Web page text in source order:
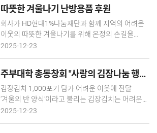
명이 참석한 가운데 ‘사랑의 김장 나눔’ 행사를
펼쳤습니다. 추운 날씨에도 불구하고 많은 단원과
임직원이 참석했으며, 이날 담근 김장을 120여 명의
독거노인에게 전달했습니다. 다물단은 ‘애국애족,
이래 연탄 나눔, 방역과 환경정화, 사랑의 김장 나눔
등 다양한 봉사활동을 전개하고 있습니다.
따뜻한 겨울나기 난방용품 후원
회사가 HD현대1%나눔재단과 함께 지역의 어려운
이웃의 따뜻한 겨울나기를 위해 온정의 손길을
전했습니다. HR총무상생 부문장인 배재석 상무 등
100개를 전달했습니다. 이번 후원 대상은 영암과
목포 지역의 저소득층 100세대이며, 각 지자체가
국민기초수급자, 한부모가정, 독거노인 등 중위소득
80% 이하 가구 중에서 선정했습니다. 이번 기부는
2025-12-23
주부대학 총동창회 "사랑의 김장나눔 행사"
김장김치 1,000포기 담가 어려운 이웃에 전달
‘겨울의 반 양식’이라고 불리는 김장김치는 어려운
이웃들에게는 더욱 든든한 존재일 것입니다.
2025-12-23